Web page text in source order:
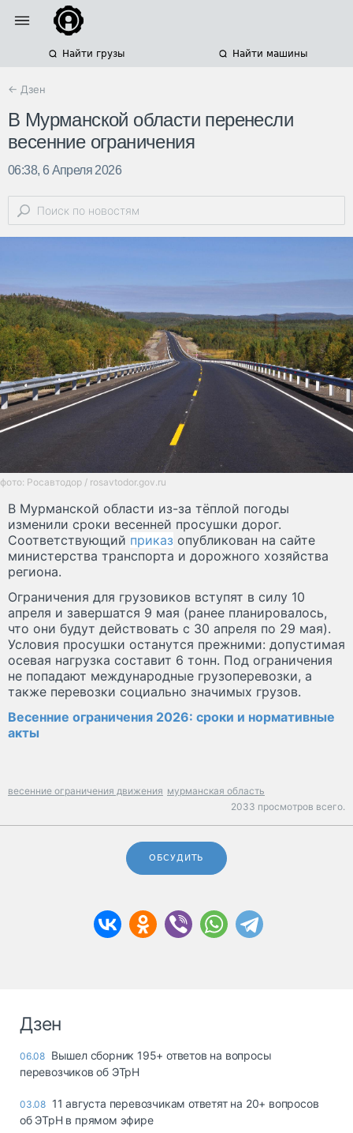
Найти грузы Найти машины
← Дзен
В Мурманской области перенесли
весенние ограничения
06:38, 6 Апреля 2026
фото: Росавтодор / rosavtodor.gov.ru
В Мурманской области из-за тёплой погоды
изменили сроки весенней просушки дорог.
Соответствующий приказ опубликован на сайте
министерства транспорта и дорожного хозяйства
региона.
Ограничения для грузовиков вступят в силу 10
апреля и завершатся 9 мая (ранее планировалось,
что они будут действовать с 30 апреля по 29 мая).
Условия просушки останутся прежними: допустимая
осевая нагрузка составит 6 тонн. Под ограничения
не попадают международные грузоперевозки, а
также перевозки социально значимых грузов.
Весенние ограничения 2026: сроки и нормативные
акты
весенние ограничения движения мурманская область
2033 просмотров всего.
ОБСУДИТЬ
Дзен
06.08 Вышел сборник 195+ ответов на вопросы
перевозчиков об ЭТрН
03.08 11 августа перевозчикам ответят на 20+ вопросов
об ЭТрН в прямом эфире